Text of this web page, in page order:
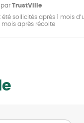
par TrustVille
sollicités après 1 mois
après récolte